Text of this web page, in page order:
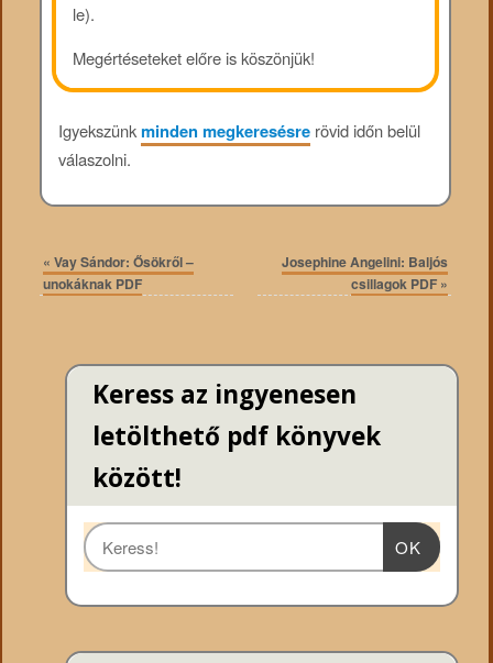
le).
Megértéseteket előre is köszönjük!
Igyekszünkminden megkeresésrerövid időn belül
válaszolni.
« Vay Sándor: Ősökről –
unokáknak PDF
Josephine Angelini: Baljós
csillagok PDF »
Keress az ingyenesen
letölthető pdf könyvek
között!
OK